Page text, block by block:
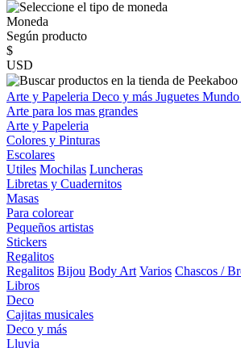
Moneda
Según producto
$
USD
Arte y Papeleria Deco y más Juguetes
Arte para los mas grandes
Arte y Papeleria
Colores y Pinturas
Escolares
Utiles Mochilas Luncheras
Libretas y Cuadernitos
Masas
Para colorear
Pequeños artistas
Stickers
Regalitos
Regalitos Bijou Body Art Varios Chascos /
Libros
Deco
Cajitas musicales
Deco y más
Lluvia